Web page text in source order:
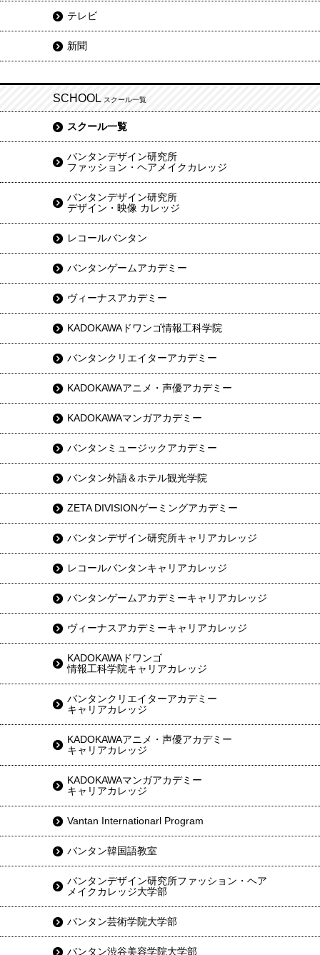
テレビ
新聞
SCHOOL スクール一覧
スクール一覧
バンタンデザイン研究所
ファッション・ヘアメイクカレッジ
バンタンデザイン研究所
デザイン・映像 カレッジ
レコールバンタン
バンタンゲームアカデミー
ヴィーナスアカデミー
KADOKAWAドワンゴ情報工科学院
バンタンクリエイターアカデミー
KADOKAWAアニメ・声優アカデミー
KADOKAWAマンガアカデミー
バンタンミュージックアカデミー
バンタン外語＆ホテル観光学院
ZETA DIVISIONゲーミングアカデミー
バンタンデザイン研究所キャリアカレッジ
レコールバンタンキャリアカレッジ
バンタンゲームアカデミーキャリアカレッジ
ヴィーナスアカデミーキャリアカレッジ
KADOKAWAドワンゴ
情報工科学院キャリアカレッジ
バンタンクリエイターアカデミー
キャリアカレッジ
KADOKAWAアニメ・声優アカデミー
キャリアカレッジ
KADOKAWAマンガアカデミー
キャリアカレッジ
Vantan Internationarl Program
バンタン韓国語教室
バンタンデザイン研究所ファッション・ヘア
メイクカレッジ大学部
バンタン芸術学院大学部
バンタン渋谷美容学院大学部